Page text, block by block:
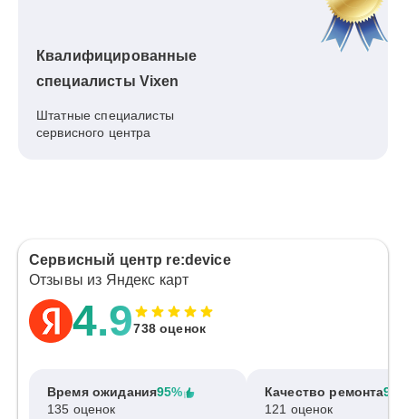
Квалифицированные
специалисты Vixen
Штатные специалисты
сервисного центра
Сервисный центр re:device
Отзывы из Яндекс карт
4.9738 оценок
Время ожидания95%
135 оценок
Качество ремонта
121 оценок